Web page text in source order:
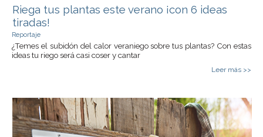
Riega tus plantas este verano ¡con 6 ideas
tiradas!
Reportaje
¿Temes el subidón del calor veraniego sobre tus plantas? Con estas
ideas tu riego será casi coser y cantar
Leer más >>